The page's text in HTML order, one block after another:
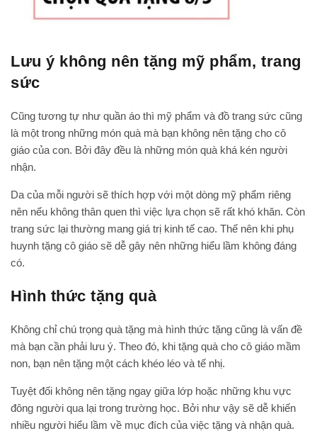
Lưu ý không nên tặng mỹ phẩm, trang
sức
Cũng tương tự như quần áo thì mỹ phẩm và đồ trang sức cũng
là một trong những món quà mà bạn không nên tặng cho cô
giáo của con. Bởi đây đều là những món quà khá kén người
nhận.
Da của mỗi người sẽ thích hợp với một dòng mỹ phẩm riêng
nên nếu không thân quen thì việc lựa chọn sẽ rất khó khăn. Còn
trang sức lại thường mang giá trị kinh tế cao. Thế nên khi phụ
huynh tặng cô giáo sẽ dễ gây nên những hiểu lầm không đáng
có.
Hình thức tặng quà
Không chỉ chú trọng quà tặng mà hình thức tặng cũng là vấn đề
mà bạn cần phải lưu ý. Theo đó, khi tặng quà cho cô giáo mầm
non, bạn nên tặng một cách khéo léo và tế nhị.
Tuyệt đối không nên tặng ngay giữa lớp hoặc những khu vực
đông người qua lại trong trường học. Bởi như vậy sẽ dễ khiến
nhiều người hiểu lầm về mục đích của việc tặng và nhận quà.